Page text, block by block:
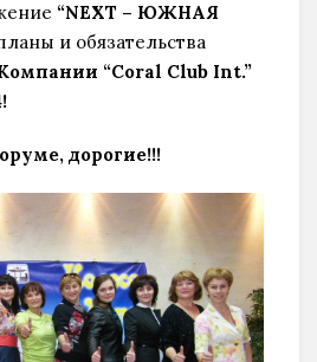
“NEXT – ЮЖНАЯ
и обязательства
“Coral Club Int.”
дорогие!!!